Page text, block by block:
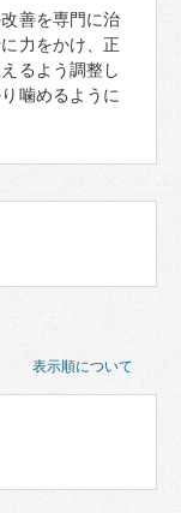
善を専門に治
力をかけ、正
るよう調整し
噛めるように
表示順について